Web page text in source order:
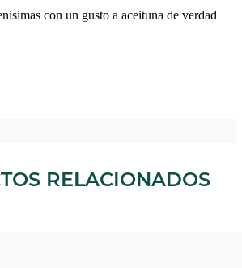
con un gusto a aceituna de verdad
RELACIONADOS